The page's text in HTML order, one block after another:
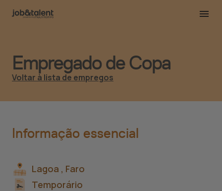
Empregado de Copa
Voltar à lista de empregos
Informação essencial
Lagoa , Faro
Temporário